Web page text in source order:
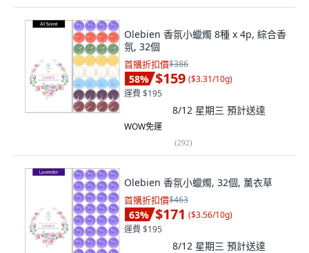
Olebien 香氛小蠟燭 8種 x 4p, 綜合香
氛, 32個
首購折扣價$386
58% $159 ($3.31/10g)
運費 $195
8/12 星期三 預計送達
WOW免運
(292)
Olebien 香氛小蠟燭, 32個, 薰衣草
首購折扣價$463
63% $171 ($3.56/10g)
運費 $195
8/12 星期三 預計送達